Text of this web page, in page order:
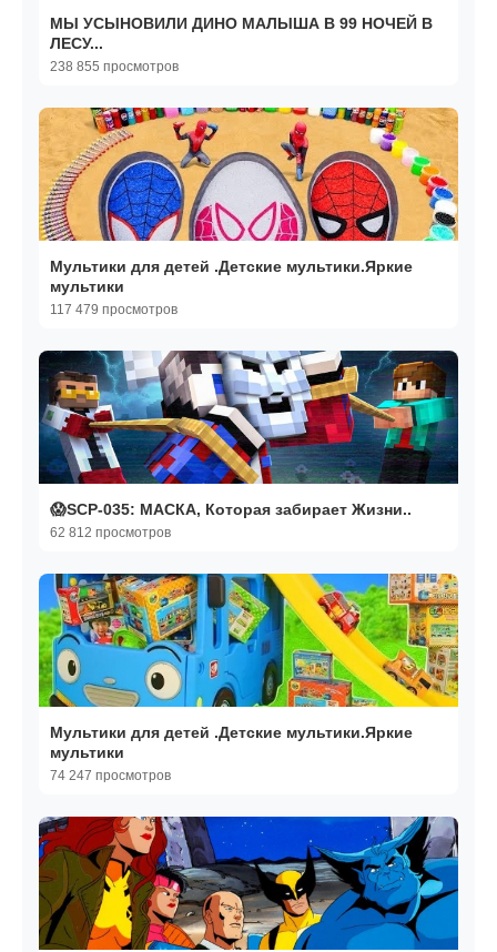
МЫ УСЫНОВИЛИ ДИНО МАЛЫША В 99 НОЧЕЙ В
ЛЕСУ...
238 855 просмотров
Мультики для детей .Детские мультики.Яркие
мультики
117 479 просмотров
😱SCP-035: МАСКА, Которая забирает Жизни..
62 812 просмотров
Мультики для детей .Детские мультики.Яркие
мультики
74 247 просмотров